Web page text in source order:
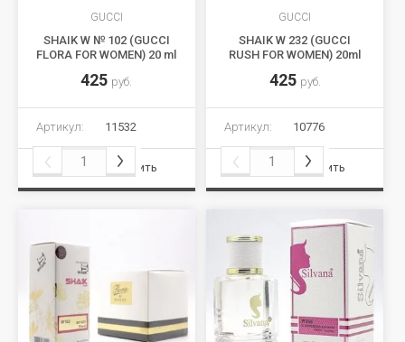
GUCCI
SHAIK W № 102 (GUCCI
FLORA FOR WOMEN) 20 ml
425 руб.
Артикул: 11532
Сравнить
GUCCI
SHAIK W 232 (GUCCI
RUSH FOR WOMEN) 20ml
425 руб.
Артикул: 10776
Сравнить